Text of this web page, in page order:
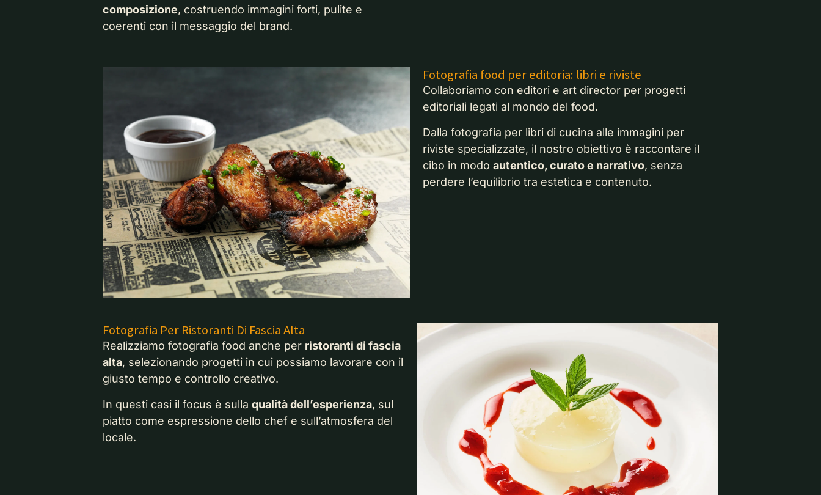
composizione, costruendo immagini forti, pulite e
coerenti con il messaggio del brand.
Fotografia food per editoria: libri e riviste
Collaboriamo con editori e art director per progetti
editoriali legati al mondo del food.
Dalla fotografia per libri di cucina alle immagini per
riviste specializzate, il nostro obiettivo è raccontare il
cibo in modo autentico, curato e narrativo, senza
perdere l’equilibrio tra estetica e contenuto.
Fotografia Per Ristoranti Di Fascia Alta
Realizziamo fotografia food anche per ristoranti di fascia
alta, selezionando progetti in cui possiamo lavorare con il
giusto tempo e controllo creativo.
In questi casi il focus è sulla qualità dell’esperienza, sul
piatto come espressione dello chef e sull’atmosfera del
locale.